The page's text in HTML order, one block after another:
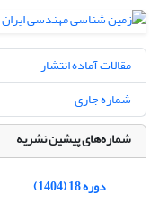
مقالات آماده انتشار
شماره جاری
شماره‌های پیشین نشریه
دوره 18 (1404)